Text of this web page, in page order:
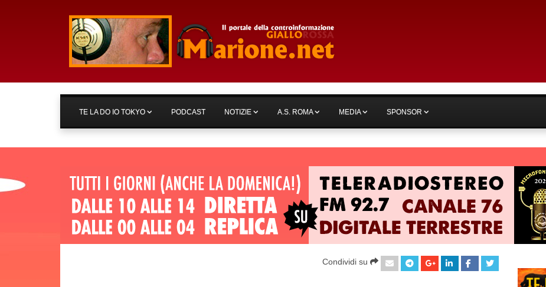
TE LA DO IO TOKYO PODCAST NOTIZIE A.S. ROMA MEDIA SPONSOR
Condividi su